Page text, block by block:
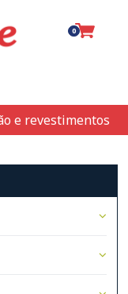
0
e revestimentos